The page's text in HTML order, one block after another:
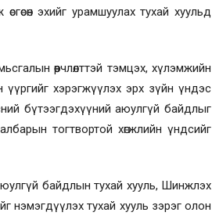
эхийг урамшуулах тухай хуульд
өөрчлөлттэй тэмцэх, хүлэмжийн
үүргийг хэрэгжүүлэх эрх зүйн үндэс
бүтээгдэхүүний аюулгүй байдлыг
тогтвортой хөгжлийн үндсийг
аюулгүй байдлын тухай хууль, Шинжлэх
нэмэгдүүлэх тухай хууль зэрэг олон